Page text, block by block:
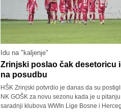
Idu na "kaljenje"
Zrinjski poslao čak desetoricu
na posudbu
HŠK Zrinjski potvrdio je danas da su
NK GOŠK za novu sezonu kada je u
saradnji klubova WWIn Lige Bosne i